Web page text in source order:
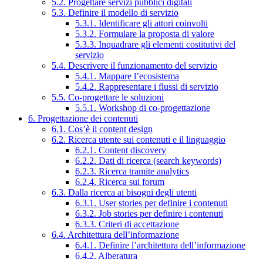
5.2. Progettare servizi pubblici digitali
5.3. Definire il modello di servizio
5.3.1. Identificare gli attori coinvolti
5.3.2. Formulare la proposta di valore
5.3.3. Inquadrare gli elementi costitutivi del
servizio
5.4. Descrivere il funzionamento del servizio
5.4.1. Mappare l’ecosistema
5.4.2. Rappresentare i flussi di servizio
5.5. Co-progettare le soluzioni
5.5.1. Workshop di co-progettazione
6. Progettazione dei contenuti
6.1. Cos’è il content design
6.2. Ricerca utente sui contenuti e il linguaggio
6.2.1. Content discovery
6.2.2. Dati di ricerca (search keywords)
6.2.3. Ricerca tramite analytics
6.2.4. Ricerca sui forum
6.3. Dalla ricerca ai bisogni degli utenti
6.3.1. User stories per definire i contenuti
6.3.2. Job stories per definire i contenuti
6.3.3. Criteri di accettazione
6.4. Architettura dell’informazione
6.4.1. Definire l’architettura dell’informazione
6.4.2. Alberatura